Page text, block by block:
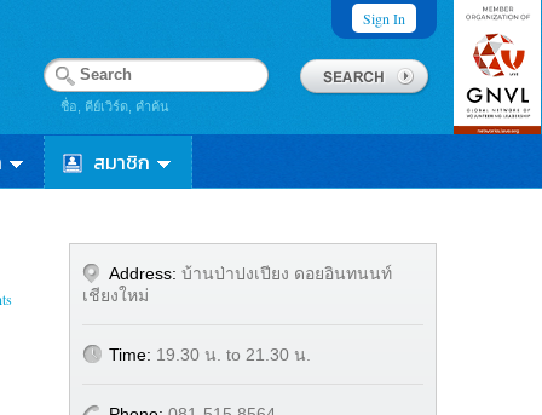
Sign In
ชื่อ, คีย์เวิร์ด, คำค้น
สมาชิก
Address: บ้านป่าปงเปียง ดอยอินทนนท์
เชียงใหม่
Time: 19.30 น. to 21.30 น.